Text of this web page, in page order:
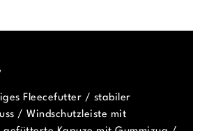
Fleecefutter / stabiler
/ Windschutzleiste mit